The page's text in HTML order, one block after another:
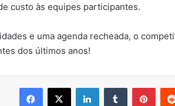
custo às equipes participantes.
e uma agenda recheada, o
dos últimos anos!
Facebook
X LinkedinTumblr